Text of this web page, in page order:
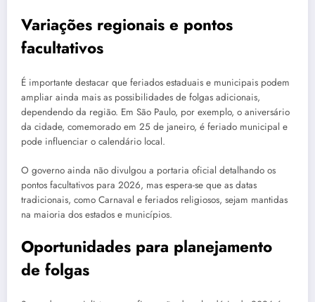
Variações regionais e pontos
facultativos
É importante destacar que feriados estaduais e municipais podem
ampliar ainda mais as possibilidades de folgas adicionais,
dependendo da região. Em São Paulo, por exemplo, o aniversário
da cidade, comemorado em 25 de janeiro, é feriado municipal e
pode influenciar o calendário local.
O governo ainda não divulgou a portaria oficial detalhando os
pontos facultativos para 2026, mas espera-se que as datas
tradicionais, como Carnaval e feriados religiosos, sejam mantidas
na maioria dos estados e municípios.
Oportunidades para planejamento
de folgas